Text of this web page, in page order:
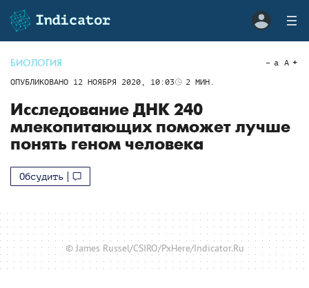
БИОЛОГИЯ
ОПУБЛИКОВАНО 12 НОЯБРЯ 2020, 10:03 2 МИН.
a A
Исследование ДНК 240
млекопитающих поможет лучше
понять геном человека
Обсудить
© James Russel/CSIRO/PxHere/Indicator.Ru